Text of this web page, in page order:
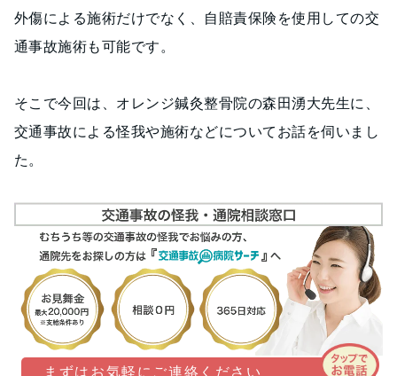
外傷による施術だけでなく、自賠責保険を使用しての交
通事故施術も可能です。
そこで今回は、オレンジ鍼灸整骨院の森田湧大先生に、
交通事故による怪我や施術などについてお話を伺いまし
た。
まずはお気軽にご連絡ください